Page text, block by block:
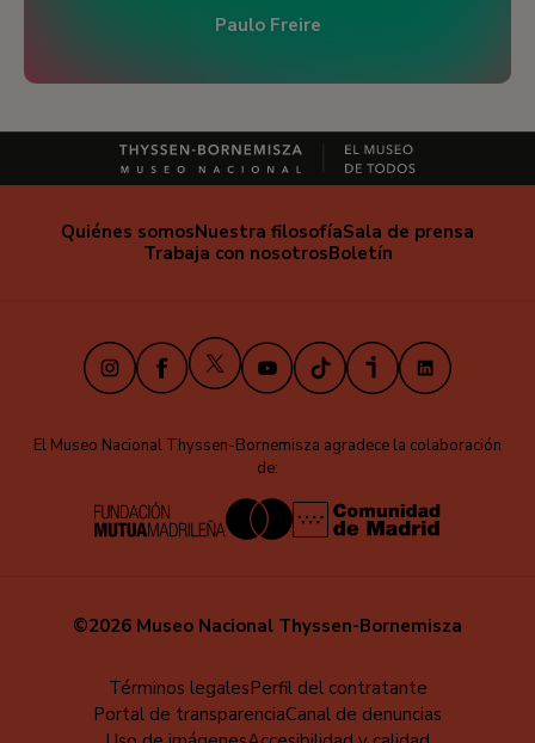
Paulo Freire
Quiénes somosNuestra filosofíaSala de prensa
Trabaja con nosotrosBoletín
Instagram
Facebook X
YoutubeTikTokiVooxLinkedIn
El Museo Nacional Thyssen-Bornemisza agradece la colaboración
de:
©2026 Museo Nacional Thyssen-Bornemisza
Términos legalesPerfil del contratante
Portal de transparenciaCanal de denuncias